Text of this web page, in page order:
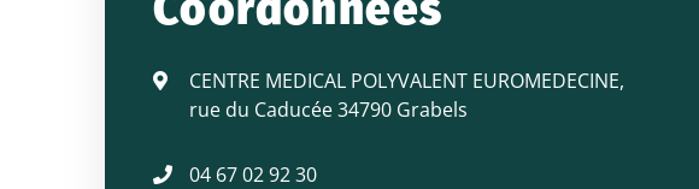
Laurent
(implantologie)
CENTRE MEDICAL POLYVALENT EUROMEDECINE,
rue du Caducée 34790 Grabels
04 67 02 92 30